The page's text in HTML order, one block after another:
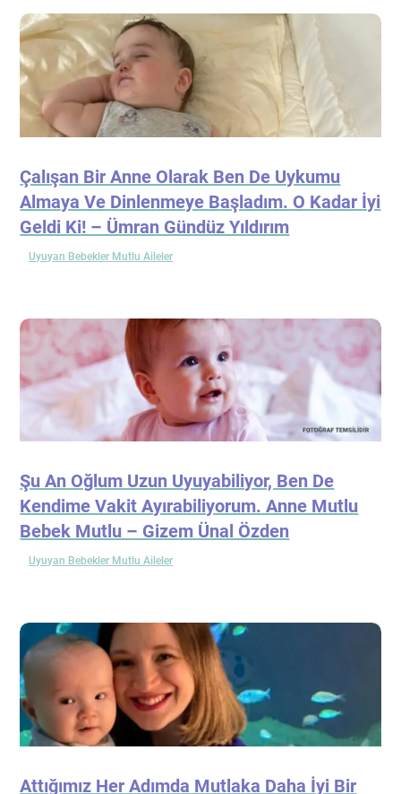
Çalışan Bir Anne Olarak Ben De Uykumu
Almaya Ve Dinlenmeye Başladım. O Kadar İyi
Geldi Ki! – Ümran Gündüz Yıldırım
Uyuyan Bebekler Mutlu Aileler
Şu An Oğlum Uzun Uyuyabiliyor, Ben De
Kendime Vakit Ayırabiliyorum. Anne Mutlu
Bebek Mutlu – Gizem Ünal Özden
Uyuyan Bebekler Mutlu Aileler
Attığımız Her Adımda Mutlaka Daha İyi Bir